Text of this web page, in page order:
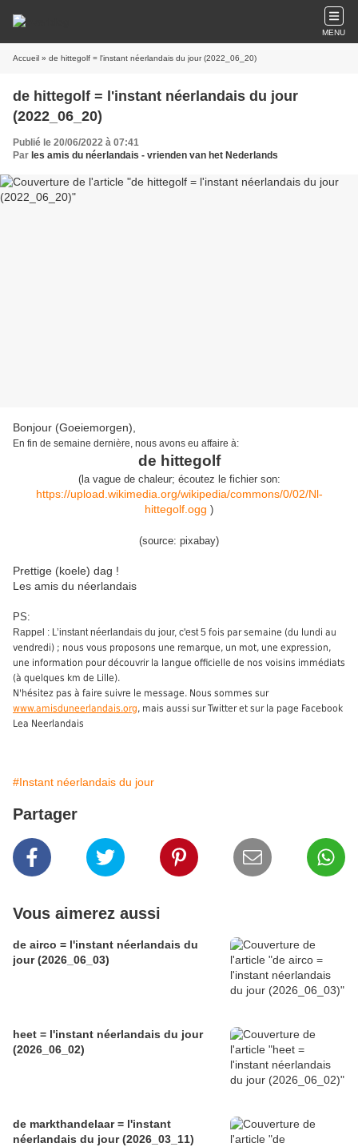
MENU
Accueil » de hittegolf = l'instant néerlandais du jour (2022_06_20)
de hittegolf = l'instant néerlandais du jour
(2022_06_20)
Publié le 20/06/2022 à 07:41
Par les amis du néerlandais - vrienden van het Nederlands
Bonjour (Goeiemorgen),
En fin de semaine dernière, nous avons eu affaire à:
de hittegolf
(l a vague de chaleur; écoutez le fichier son:
https://upload.wikimedia.org/wikipedia/commons/0/02/Nl-
hittegolf.ogg )
(source: pixabay)
Prettige (koele) dag !
Les amis du néerlandais
PS:
Rappel : L’instant néerlandais du jour, c'est 5 fois par semaine (du lundi au
vendredi) ; nous vous proposons une remarque, un mot, une expression,
une information pour découvrir la langue officielle de nos voisins immédiats
(à quelques km de Lille).
N'hésitez pas à faire suivre le message. Nous sommes sur
www.amisduneerlandais.org, mais aussi sur Twitter et sur la page Facebook
Lea Neerlandais
#Instant néerlandais du jour
Partager
Vous aimerez aussi
de airco = l'instant néerlandais du
jour (2026_06_03)
heet = l'instant néerlandais du jour
(2026_06_02)
de markthandelaar = l'instant
néerlandais du jour (2026_03_11)